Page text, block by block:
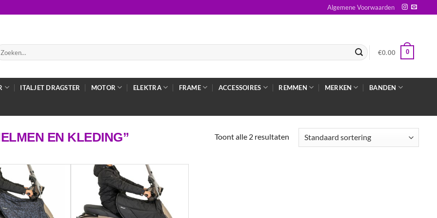
Algemene Voorwaarden
€0.00 0
ITALJET DRAGSTER MOTOR ELEKTRA FRAME ACCESSOIRES REMMEN MERKEN BANDEN
EN KLEDING” Toont alle 2 resultaten